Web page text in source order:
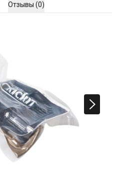
Отзывы (0)